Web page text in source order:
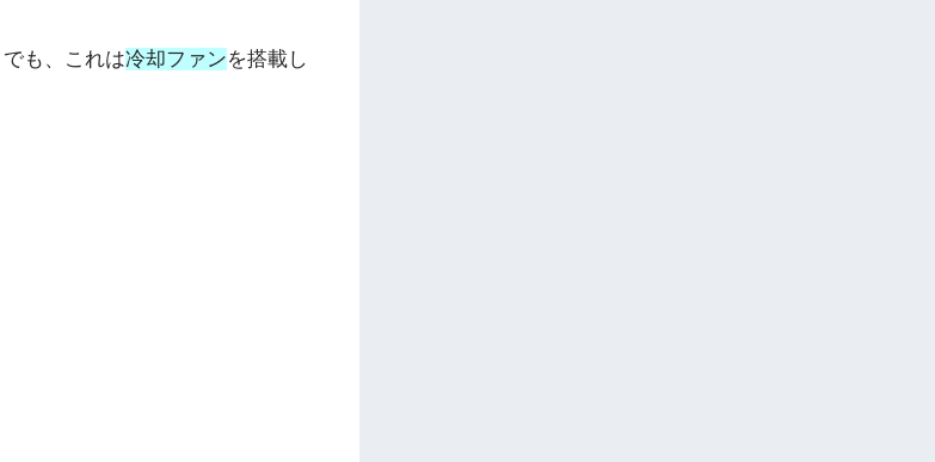
も、これは冷却ファンを搭載し